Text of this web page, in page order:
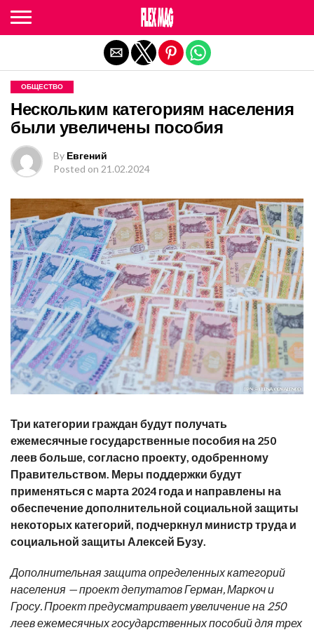
ОБЩЕСТВО
Нескольким категориям населения
были увеличены пособия
By Евгений
Posted on 21.02.2024
Три категории граждан будут получать
ежемесячные государственные пособия на 250
леев больше, согласно проекту, одобренному
Правительством. Меры поддержки будут
применяться с марта 2024 года и направлены на
обеспечение дополнительной социальной защиты
некоторых категорий, подчеркнул министр труда и
социальной защиты Алексей Бузу.
Дополнительная защита определенных категорий
населения — проект депутатов Герман, Маркоч и
Гросу. Проект предусматривает увеличение на 250
леев ежемесячных государственных пособий для трех
Exit mobile version